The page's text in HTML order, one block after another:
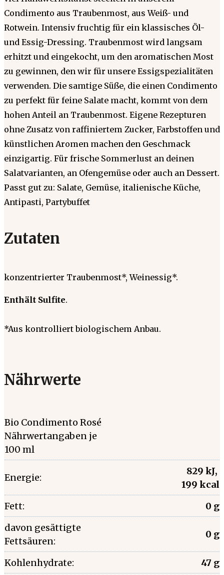
Condimento aus Traubenmost, aus Weiß- und
Rotwein. Intensiv fruchtig für ein klassisches Öl-
und Essig-Dressing. Traubenmost wird langsam
erhitzt und eingekocht, um den aromatischen Most
zu gewinnen, den wir für unsere Essigspezialitäten
verwenden. Die samtige Süße, die einen Condimento
zu perfekt für feine Salate macht, kommt von dem
hohen Anteil an Traubenmost. Eigene Rezepturen
ohne Zusatz von raffiniertem Zucker, Farbstoffen und
künstlichen Aromen machen den Geschmack
einzigartig. Für frische Sommerlust an deinen
Salatvarianten, an Ofengemüse oder auch an Dessert.
Passt gut zu: Salate, Gemüse, italienische Küche,
Antipasti, Partybuffet
Zutaten
konzentrierter Traubenmost*, Weinessig*.
Enthält Sulfite.
*Aus kontrolliert biologischem Anbau.
Nährwerte
Bio Condimento Rosé
Nährwertangaben je
100 ml
Energie:
829 kJ,
199 kcal
Fett:
0 g
davon gesättigte
Fettsäuren:
0 g
Kohlenhydrate:
47 g